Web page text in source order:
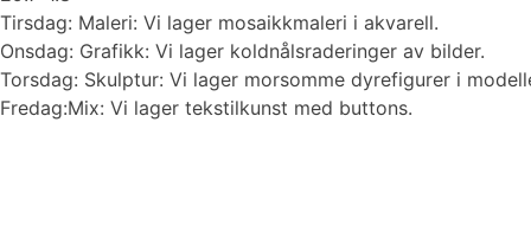
Tirsdag: Maleri: Vi lager mosaikkmaleri i akvarell.
Onsdag: Grafikk: Vi lager koldnålsraderinger av bilder.
Torsdag: Skulptur: Vi lager morsomme dyrefigurer i
Fredag:Mix: Vi lager tekstilkunst med buttons.